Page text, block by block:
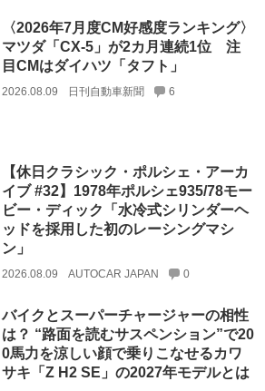
〈2026年7月度CM好感度ランキング〉
マツダ「CX-5」が2カ月連続1位 注
目CMはダイハツ「タフト」
2026.08.09 日刊自動車新聞 6
【休日クラシック・ポルシェ・アーカ
イブ #32】1978年ポルシェ935/78モー
ビー・ディック「水冷式シリンダーヘ
ッドを採用した初のレーシングマシ
ン」
2026.08.09 AUTOCAR JAPAN 0
バイクとスーパーチャージャーの相性
は？ “路面を読むサスペンション”で20
0馬力を涼しい顔で乗りこなせるカワ
サキ「Z H2 SE」の2027年モデルとは